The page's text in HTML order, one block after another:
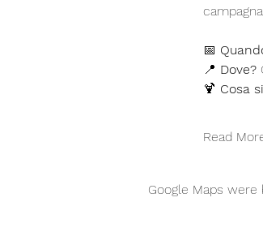
📅
📍 Dove?
🍹 Cosa
Read
Google Maps